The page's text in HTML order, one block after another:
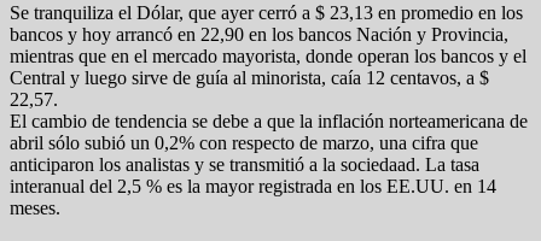
Se tranquiliza el Dólar, que ayer cerró a $ 23,13 en promedio en los
bancos y hoy arrancó en 22,90 en los bancos Nación y Provincia,
mientras que en el mercado mayorista, donde operan los bancos y el
Central y luego sirve de guía al minorista, caía 12 centavos, a $
22,57.
El cambio de tendencia se debe a que la inflación norteamericana de
abril sólo subió un 0,2% con respecto de marzo, una cifra que
anticiparon los analistas y se transmitió a la sociedaad. La tasa
interanual del 2,5 % es la mayor registrada en los EE.UU. en 14
meses.